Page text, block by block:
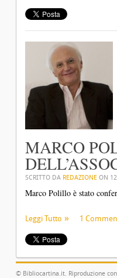
MARCO
SCRITTO DA REDAZIONE ON
Marco Polillo è stato
Leggi Tutto 1
© Bibliocartina.it. Riproduzione